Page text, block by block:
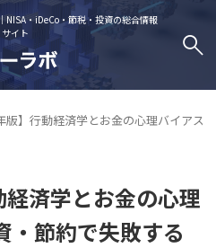
NISA・iDeCo・節税・投資の総合情報
サイト
版】行動経済学とお金の心理バイア
経済学とお金の心理
・節約で失敗する